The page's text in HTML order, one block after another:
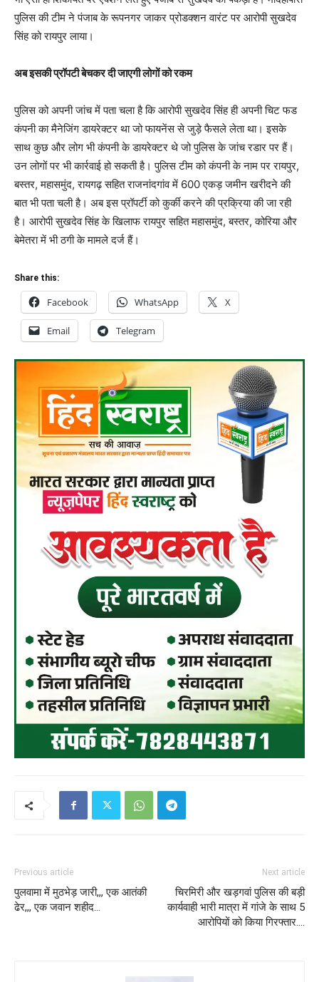
पुलिस की टीम ने पंजाब के रूपनगर जाकर प्रोडक्शन वारंट पर आरोपी सुखदेव
सिंह को रायपुर लाया।
अब इसकी प्रॉपटी बेचकर दी जाएगी लोगों को रकम
पुलिस को अपनी जांच में पता चला है कि आरोपी सुखदेव सिंह ही अपनी चिट फड
कंपनी का मैनेजिंग डायरेक्टर था जो फायनेंस से जुड़े फैसले लेता था। इसके
साथ कुछ और लोग भी कंपनी के डायरेक्टर थे जो पुलिस के जांच रडार पर हैं।
उन लोगों पर भी कार्रवाई हो सकती है। पुलिस टीम को कंपनी के नाम पर रायपुर,
बस्तर, महासमुंद, रायगढ़ सहित राजनांदगांव में 600 एकड़ जमीन खरीदने की
बात भी पता चली है। अब इस प्रॉपर्टी को कुर्की करने की प्रक्रिया की जा रही
है। आरोपी सुखदेव सिंह के खिलाफ रायपुर सहित महासमुंद, बस्तर, कोरिया और
बेमेतरा में भी ठगी के मामले दर्ज हैं।
Share this:
Facebook WhatsApp X
Email Telegram
Previous article
पुलवामा में मुठभेड़ जारी,,, एक आतंकी
ढेर,,, एक जवान शहीद…
Next article
चिरमिरी और खड़गवां पुलिस की बड़ी
कार्यवाही भारी मात्रा में गांजे के साथ 5
आरोपियों को किया गिरफ्तार….